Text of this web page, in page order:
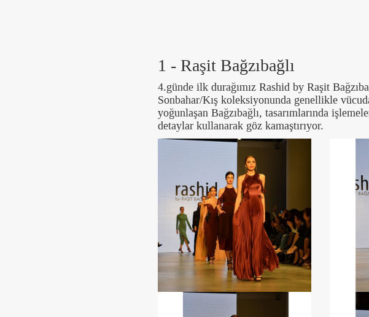
1 - Raşit Bağzıbağlı
4.günde ilk durağımız Rashid by Raşit
Sonbahar/Kış koleksiyonunda genellikle
yoğunlaşan Bağzıbağlı, tasarımlarında
detaylar kullanarak göz kamaştırıyor.